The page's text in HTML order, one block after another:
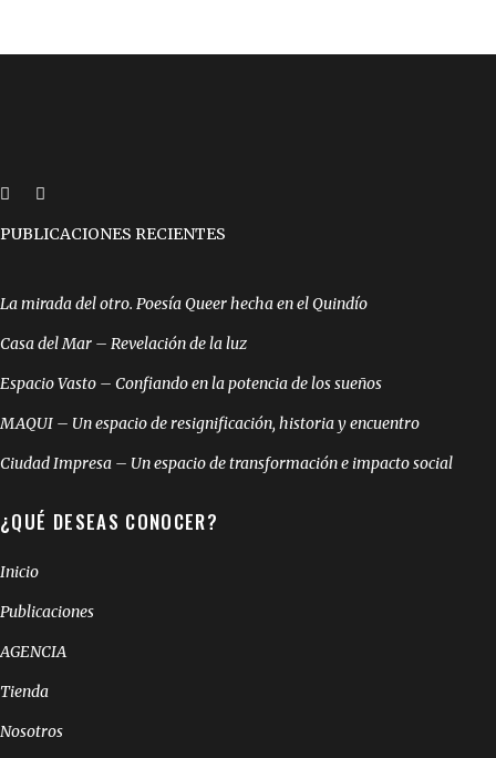
PUBLICACIONES RECIENTES
La mirada del otro. Poesía Queer hecha en el Quindío
Casa del Mar – Revelación de la luz
Espacio Vasto – Confiando en la potencia de los sueños
MAQUI – Un espacio de resignificación, historia y encuentro
Ciudad Impresa – Un espacio de transformación e impacto social
¿QUÉ DESEAS CONOCER?
Inicio
Publicaciones
AGENCIA
Tienda
Nosotros